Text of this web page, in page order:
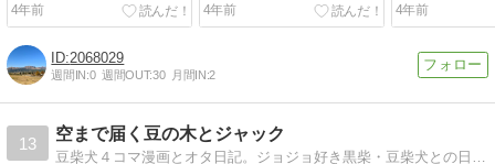
4年前
4年前
4年前
2068029
週間IN:0 週間OUT:30 月間IN:2
13
空まで届く豆の木とジャック